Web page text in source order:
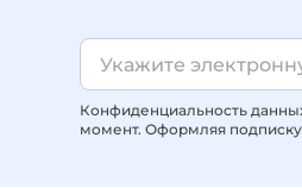
Конфиденциальность
момент. Оформляя